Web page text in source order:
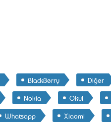
BlackBerry Diğer
Nokia Okul
Whatsapp Xiaomi